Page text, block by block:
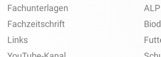
Fachunterlagen
Fachzeitschrift
Links